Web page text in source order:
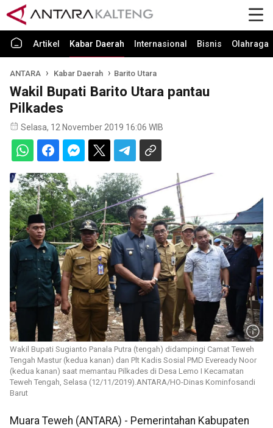
Artikel Kabar Daerah Internasional Bisnis Olahraga
ANTARA Kabar Daerah Barito Utara
Wakil Bupati Barito Utara pantau
Pilkades
Selasa, 12 November 2019 16:06 WIB
Wakil Bupati Sugianto Panala Putra (tengah) didampingi Camat Teweh
Tengah Mastur (kedua kanan) dan Plt Kadis Sosial PMD Eveready Noor
(kedua kanan) saat memantau Pilkades di Desa Lemo I Kecamatan
Teweh Tengah, Selasa (12/11/2019).ANTARA/HO-Dinas Kominfosandi
Barut
Muara Teweh (ANTARA) - Pemerintahan Kabupaten